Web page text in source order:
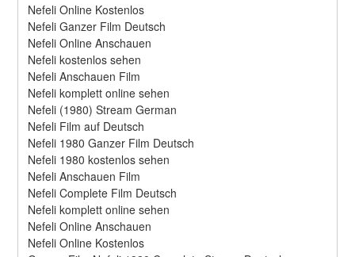
Nefeli Online Kostenlos
Nefeli Ganzer Film Deutsch
Nefeli Online Anschauen
Nefeli kostenlos sehen
Nefeli Anschauen Film
Nefeli komplett online sehen
Nefeli (1980) Stream German
Nefeli Film auf Deutsch
Nefeli 1980 Ganzer Film Deutsch
Nefeli 1980 kostenlos sehen
Nefeli Anschauen Film
Nefeli Complete Film Deutsch
Nefeli komplett online sehen
Nefeli Online Anschauen
Nefeli Online Kostenlos